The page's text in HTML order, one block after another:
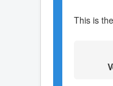
This is